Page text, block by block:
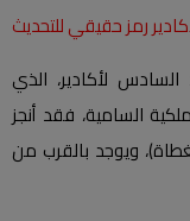
رمز حقيقي للتحديث
لأكادير، الذي
السامية، فقد أنجز
متر مربع مغطاة)، ويوجد بالقرب من